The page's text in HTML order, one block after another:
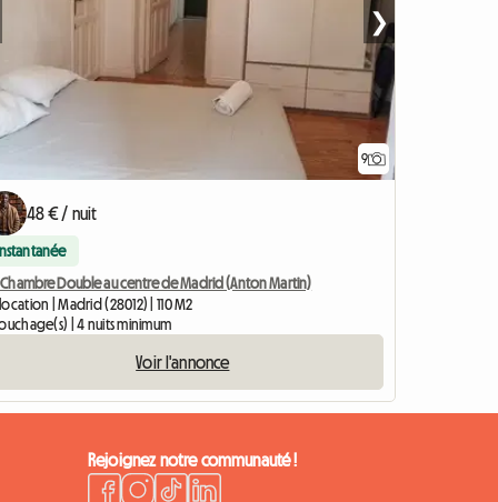
9
❯
48 € / nuit
Chambre Double au centre de Madrid (Anton Martin)
| Madrid (28012) | 110 M2
| 4 nuits minimum
Voir l'annonce
Rejoignez notre communauté !